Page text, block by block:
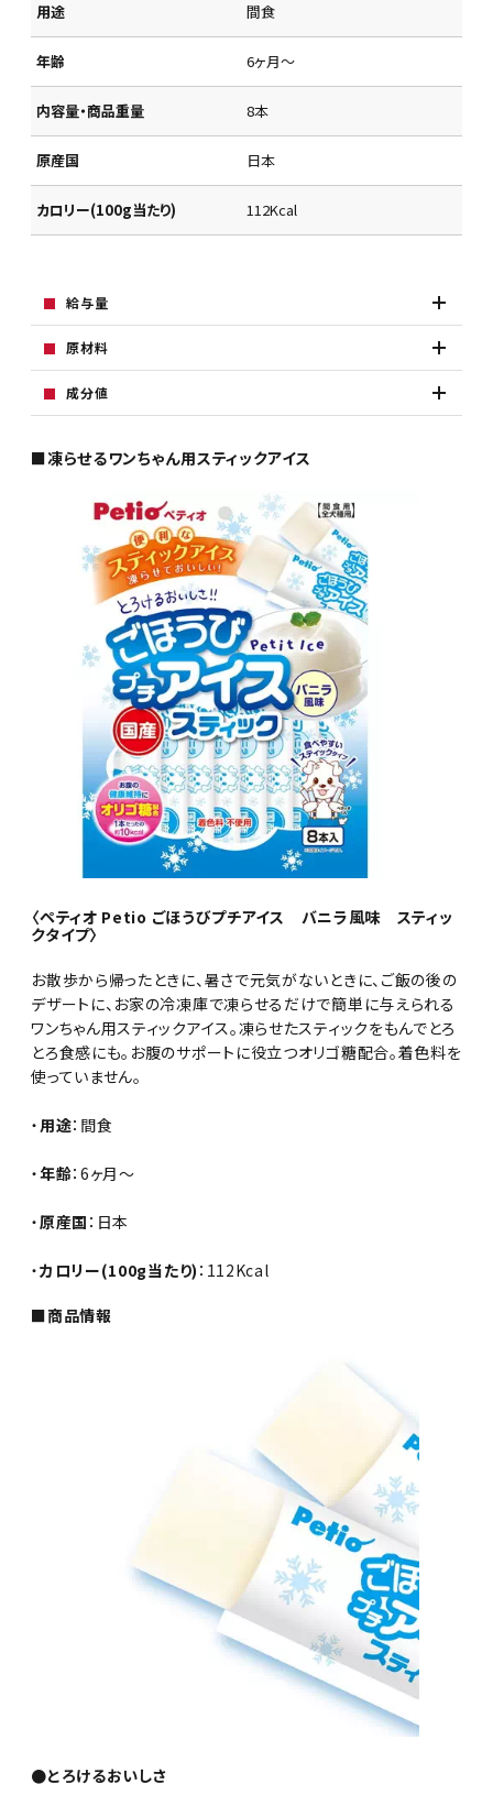
用途 間食
年齢 6ヶ月～
内容量・商品重量 8本
原産国 日本
カロリー(100g当たり) 112Kcal
給与量
原材料
成分値
■凍らせるワンちゃん用スティックアイス
〈ペティオ Petio ごほうびプチアイス バニラ風味 スティッ
クタイプ〉
お散歩から帰ったときに、暑さで元気がないときに、ご飯の後の
デザートに、お家の冷凍庫で凍らせるだけで簡単に与えられる
ワンちゃん用スティックアイス。凍らせたスティックをもんでとろ
とろ食感にも。お腹のサポートに役立つオリゴ糖配合。着色料を
使っていません。
・用途：間食
・年齢：6ヶ月～
・原産国 ：日本
・カロリー(100g当たり) ：112Kcal
■商品情報
●とろけるおいしさ